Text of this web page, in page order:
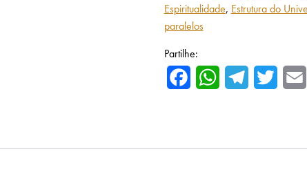
Espiritualidade, Estrutura do
paralelos
Partilhe:
FacebookWhatsAppTelegramTwitter